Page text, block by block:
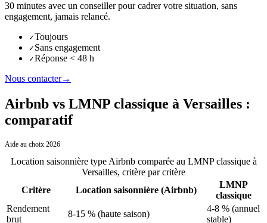
30 minutes avec un conseiller pour cadrer votre situation, sans
engagement, jamais relancé.
✓Toujours
✓ Sans engagement
✓Réponse < 48 h
Nous contacter→
Airbnb vs LMNP classique à Versailles :
comparatif
Aide au choix 2026
Location saisonnière type Airbnb comparée au LMNP classique à
Versailles, critère par critère
Critère
Location saisonnière (Airbnb)
LMNP
classique
Rendement
brut
8-15 % (haute saison)
4-8 % (annuel
stable)